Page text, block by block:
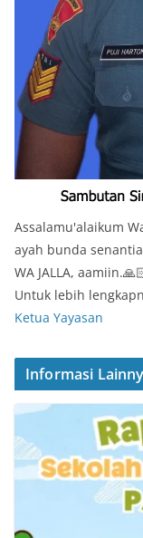
Assalamu'alaikum
ayah bunda
WA JALLA,
Untuk lebih
Ketua Yayasan
Informasi